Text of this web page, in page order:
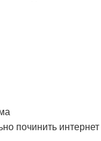
починить интернет